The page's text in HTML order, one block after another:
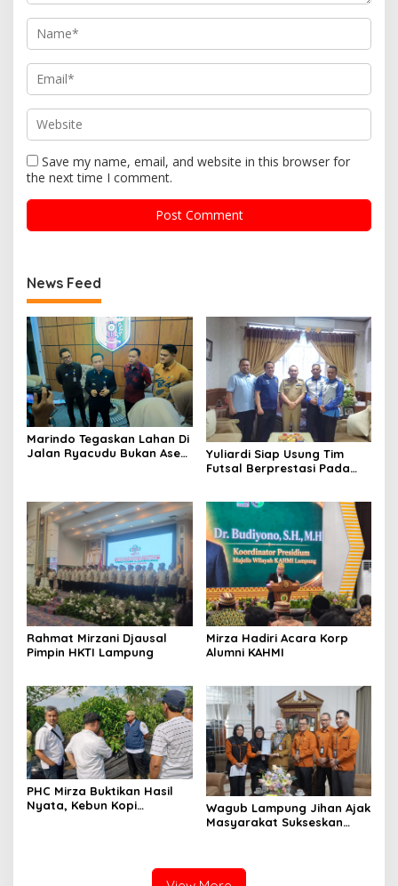
Save my name, email, and website in this browser for
the next time I comment.
News Feed
Marindo Tegaskan Lahan Di
Jalan Ryacudu Bukan Aset
Yuliardi Siap Usung Tim
Futsal Berprestasi Pada
Rahmat Mirzani Djausal
Pimpin HKTI Lampung
Mirza Hadiri Acara Korp
Alumni KAHMI
PHC Mirza Buktikan Hasil
Nyata, Kebun Kopi
Wagub Lampung Jihan Ajak
Masyarakat Sukseskan